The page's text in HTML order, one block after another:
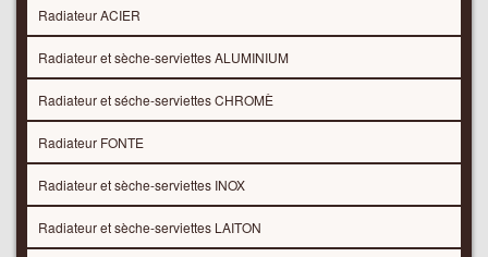
Radiateur ACIER
Radiateur et sèche-serviettes ALUMINIUM
Radiateur et séche-serviettes CHROMÈ
Radiateur FONTE
Radiateur et sèche-serviettes INOX
Radiateur et sèche-serviettes LAITON